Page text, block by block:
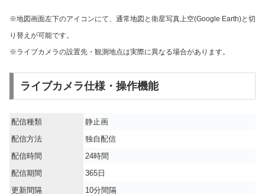
※地図画面左下のアイコンにて、通常地図と衛星写真上空(Google Earth)と切
り替えが可能です。
※ライブカメラの設置先・観測地点は実際に異なる場合があります。
ライブカメラ仕様・操作機能
配信種類
静止画
配信方法
独自配信
配信時間
24時間
配信期間
365日
更新間隔
10分間隔